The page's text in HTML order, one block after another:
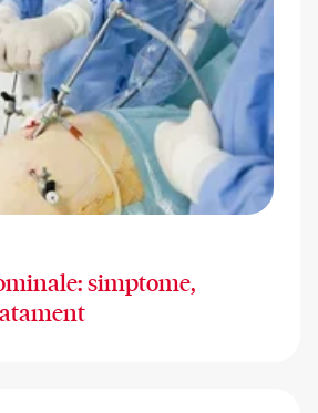
simptome,